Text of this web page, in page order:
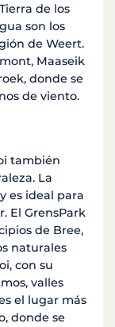
de los
son los
de Weert.
Maaseik
donde se
de viento.
también
La
es ideal para
El GrensPark
de Bree,
naturales
con su
valles
el lugar más
donde se